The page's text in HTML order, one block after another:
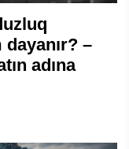
–
adına